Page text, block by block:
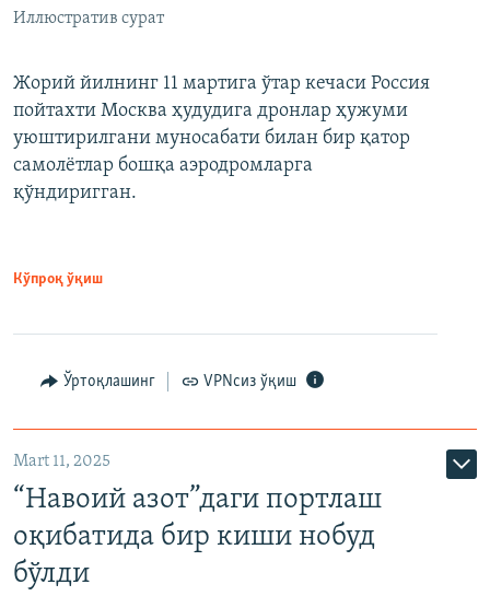
Иллюстратив сурат
Жорий йилнинг 11 мартига ўтар кечаси Россия
пойтахти Москва ҳудудига дронлар ҳужуми
уюштирилгани муносабати билан бир қатор
самолётлар бошқа аэродромларга
қўндиригган.
Кўпроқ ўқиш
Ўртоқлашинг VPNсиз ўқиш
Mart 11, 2025
“Навоий азот”даги портлаш
оқибатида бир киши нобуд
бўлди